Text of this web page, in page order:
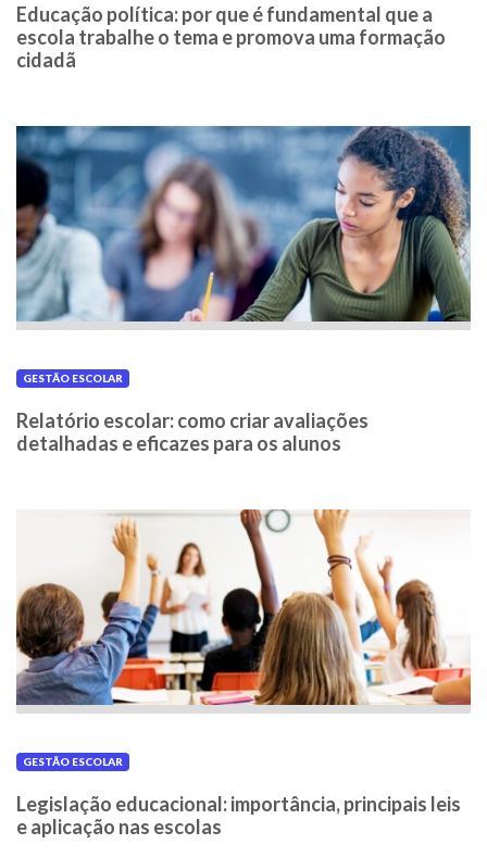
Educação política: por que é fundamental que a
escola trabalhe o tema e promova uma formação
cidadã
GESTÃO ESCOLAR
Relatório escolar: como criar avaliações
detalhadas e eficazes para os alunos
GESTÃO ESCOLAR
Legislação educacional: importância, principais leis
e aplicação nas escolas